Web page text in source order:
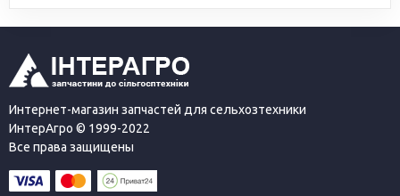
Интернет-магазин запчастей для сельхозтехники
ИнтерАгро © 1999-2022
Все права защищены